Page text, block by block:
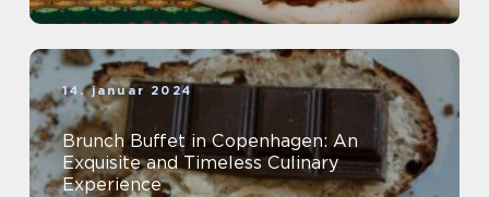
14. januar 2024
Brunch Buffet in Copenhagen: An
Exquisite and Timeless Culinary
Experience